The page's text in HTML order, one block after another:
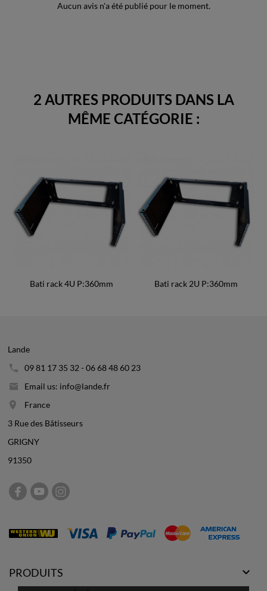
Aucun avis n'a été publié pour le moment.
2 AUTRES PRODUITS DANS LA
MÊME CATÉGORIE :
Bati rack 4U P:360mm Bati rack 2U P:360mm
Lande
09 81 17 35 32 - 06 68 48 60 23
Email us: info@lande.fr
France
3 Rue des Bâtisseurs
GRIGNY
91350
PRODUITS 